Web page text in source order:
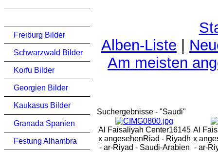
Freiburg Bilder
Schwarzwald Bilder
Korfu Bilder
Georgien Bilder
Kaukasus Bilder
Granada Spanien
Festung Alhambra
Alben-Liste
Am meisten
Suchergebnisse - "Saudi"
Al Faisaliyah Center16145
x angesehenRiad - Riyadh
- ar-Riyad - Saudi-Arabien
Al
x
- ar-